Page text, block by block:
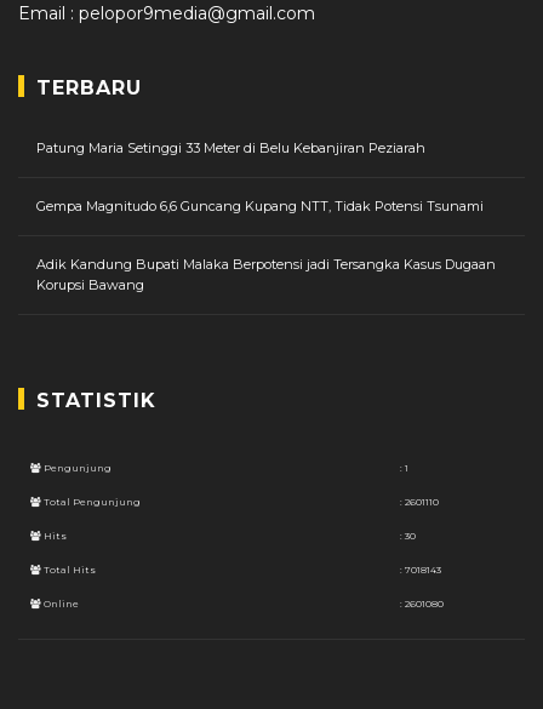
Email : pelopor9media@gmail.com
TERBARU
Patung Maria Setinggi 33 Meter di Belu Kebanjiran Peziarah
Gempa Magnitudo 6,6 Guncang Kupang NTT, Tidak Potensi Tsunami
Adik Kandung Bupati Malaka Berpotensi jadi Tersangka Kasus Dugaan
Korupsi Bawang
STATISTIK
Pengunjung : 1
Total Pengunjung : 2601110
Hits : 30
Total Hits : 7018143
Online : 2601080